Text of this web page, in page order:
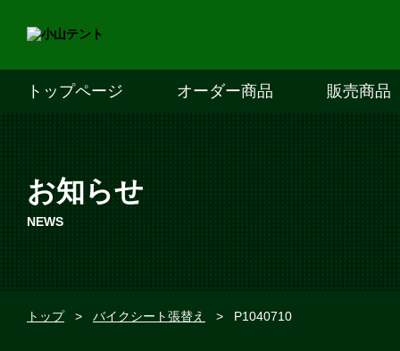
トップページ オーダー商品 販売商品
お知らせ
NEWS
トップ > バイクシート張替え > P1040710